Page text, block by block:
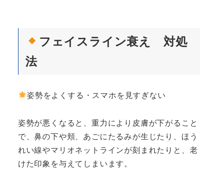
フェイスライン衰え 対処
法
姿勢をよくする・スマホを見すぎない
姿勢が悪くなると、重力により皮膚が下がること
で、鼻の下や頬、あごにたるみが生じたり、ほう
れい線やマリオネットラインが刻まれたりと、老
けた印象を与えてしまいます。